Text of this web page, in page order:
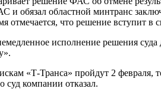
обязал областной минтранс
отмечается, что решение вступит в
исполнение решения
«Т-Транса» пройдут 2 февраля,
суд компании отказал.